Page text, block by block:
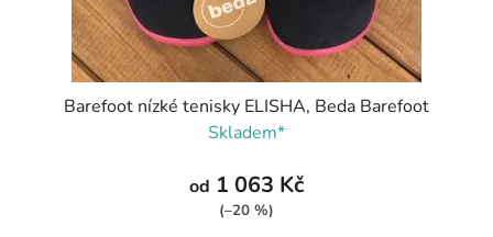
Barefoot nízké tenisky ELISHA, Beda Barefoot
Skladem*
od 1 063 Kč
(–20 %)